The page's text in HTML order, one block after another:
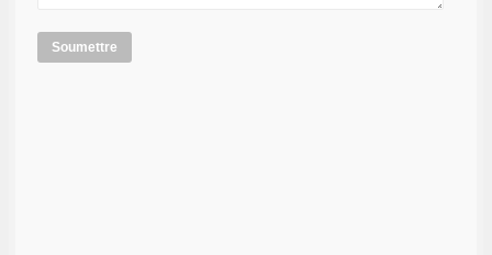
Soumettre